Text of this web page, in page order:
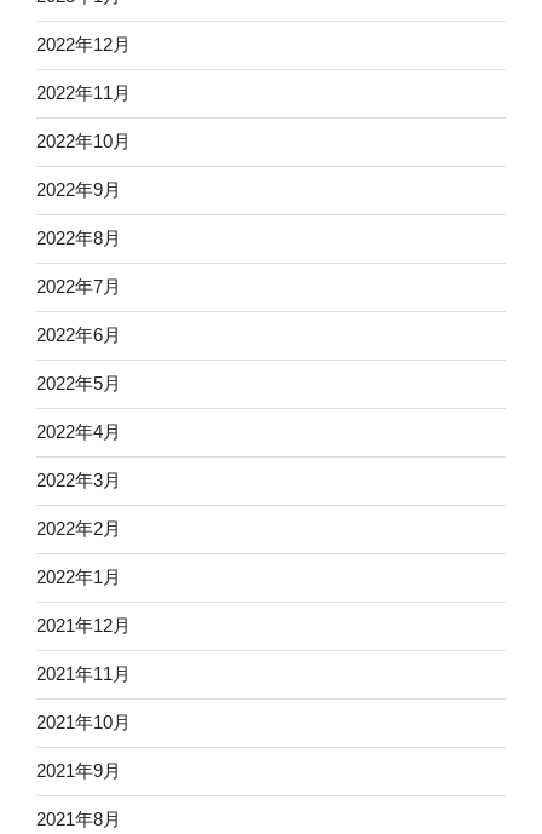
2022年12月
2022年11月
2022年10月
2022年9月
2022年8月
2022年7月
2022年6月
2022年5月
2022年4月
2022年3月
2022年2月
2022年1月
2021年12月
2021年11月
2021年10月
2021年9月
2021年8月